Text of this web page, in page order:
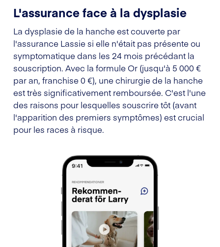
L'assurance face à la dysplasie
La dysplasie de la hanche est couverte par
l'assurance Lassie si elle n'était pas présente ou
symptomatique dans les 24 mois précédant la
souscription. Avec la formule Or (jusqu'à 5 000 €
par an, franchise 0 €), une chirurgie de la hanche
est très significativement remboursée. C'est l'une
des raisons pour lesquelles souscrire tôt (avant
l'apparition des premiers symptômes) est crucial
pour les races à risque.